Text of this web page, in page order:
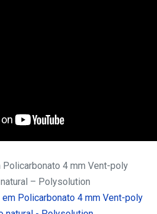
4 mm Vent-poly
– Polysolution